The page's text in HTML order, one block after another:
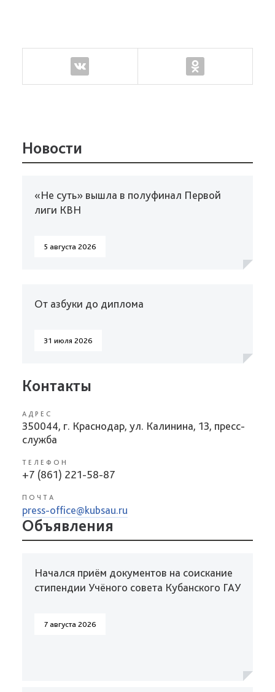
Новости
«Не суть» вышла в полуфинал Первой
лиги КВН
5 августа 2026
От азбуки до диплома
31 июля 2026
Контакты
АДРЕС
350044, г. Краснодар, ул. Калинина, 13, пресс-
служба
ТЕЛЕФОН
+7 (861) 221-58-87
ПОЧТА
press-office@kubsau.ru
Объявления
Начался приём документов на соискание
стипендии Учёного совета Кубанского ГАУ
7 августа 2026